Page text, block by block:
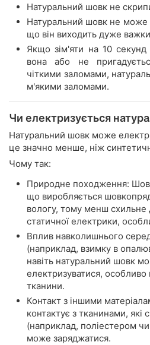
Натуральний шовк не
Натуральний шовк не
що він виходить дуже
Якщо зім'яти на 10 секунд
вона або не
чіткими заломами,
м'якими заломами.
Чи електризується
Натуральний шовк може
це значно менше, ніж
Чому так:
Природне походження:
що виробляється
вологу, тому менш схильне
статичної електрики,
Вплив навколишнього
(наприклад, взимку в
навіть натуральний шовк
електризуватися, особливо
тканини.
Контакт з іншими
контактує з тканинами, які
(наприклад, поліестером
може заряджатися.